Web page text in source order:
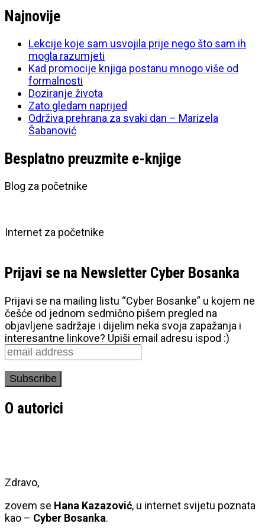
Najnovije
Lekcije koje sam usvojila prije nego što sam ih
mogla razumjeti
Kad promocije knjiga postanu mnogo više od
formalnosti
Doziranje života
Zato gledam naprijed
Održiva prehrana za svaki dan – Marizela
Šabanović
Besplatno preuzmite e-knjige
Blog za početnike
Internet za početnike
Prijavi se na Newsletter Cyber Bosanka
Prijavi se na mailing listu “Cyber Bosanke” u kojem ne
češće od jednom sedmično pišem pregled na
objavljene sadržaje i dijelim neka svoja zapažanja i
interesantne linkove? Upiši email adresu ispod :)
O autorici
Zdravo,
zovem se Hana Kazazović, u internet svijetu poznata
kao – Cyber Bosanka.